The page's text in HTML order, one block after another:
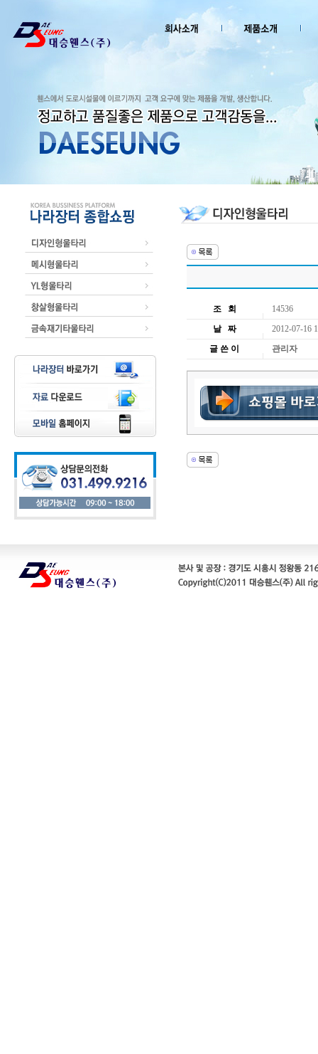
조 회
14536
날 짜
2012-07-16
글 쓴 이
관리자